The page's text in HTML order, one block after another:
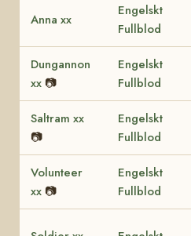
Anna xx
Engelskt
Fullblod
Dungannon
xx 📷
Engelskt
Fullblod
Saltram xx
📷
Engelskt
Fullblod
Volunteer
xx 📷
Engelskt
Fullblod